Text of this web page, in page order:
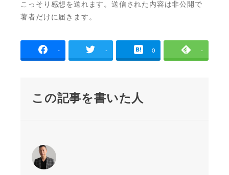
こっそり感想を送れます。送信された内容は非公開で
著者だけに届きます。
- - 0 -
この記事を書いた人